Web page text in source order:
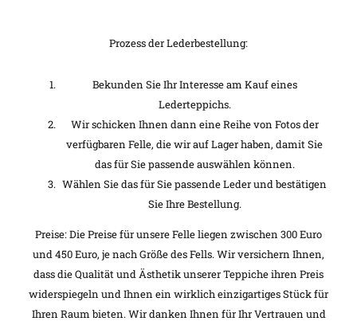
Prozess der Lederbestellung:
Bekunden Sie Ihr Interesse am Kauf eines
Lederteppichs.
Wir schicken Ihnen dann eine Reihe von Fotos der
verfügbaren Felle, die wir auf Lager haben, damit Sie
das für Sie passende auswählen können.
Wählen Sie das für Sie passende Leder und bestätigen
Sie Ihre Bestellung.
Preise: Die Preise für unsere Felle liegen zwischen 300 Euro
und 450 Euro, je nach Größe des Fells. Wir versichern Ihnen,
dass die Qualität und Ästhetik unserer Teppiche ihren Preis
widerspiegeln und Ihnen ein wirklich einzigartiges Stück für
Ihren Raum bieten. Wir danken Ihnen für Ihr Vertrauen und